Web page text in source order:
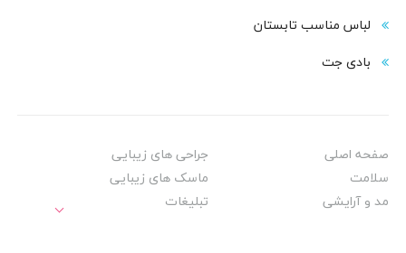
لباس مناسب تابستان
بادی‌ جت
صفحه اصلی
جراحی های زیبایی
سلامت
ماسک های زیبایی
مد و آرایشی
تبلیغات